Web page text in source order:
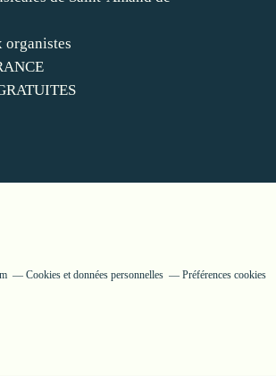
organistes
Cookies et données personnelles Préférences cookies